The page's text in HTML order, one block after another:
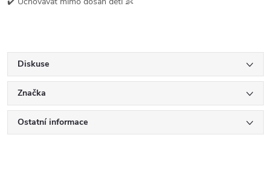
Diskuse
Značka
Ostatní informace